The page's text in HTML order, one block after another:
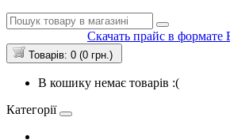
Скачать прайс в формате
Товарів: 0 (0 грн.)
В кошику немає товарів :(
Категорії